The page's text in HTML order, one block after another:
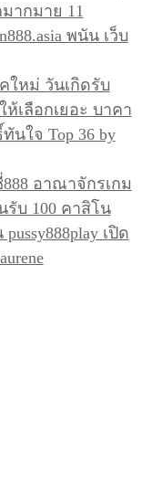
ากมาย 11
พนัน เว็บ
ใหม่ วันเกิดรับ
ห้เลือกเยอะ บาคา
นใจ Top 36 by
888 อาณาจักรเกม
บ 100 คาสิโน
เปิด